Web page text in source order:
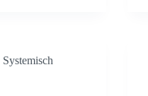
Systemisch